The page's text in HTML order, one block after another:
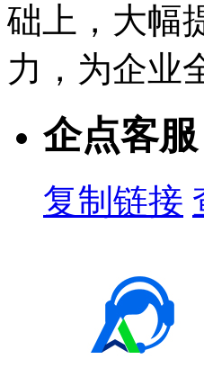
础上，大幅
力，为企业
企点客服
复制链接